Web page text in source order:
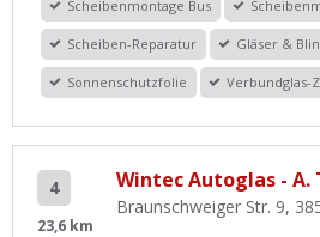
Scheibenmontage Bus
Scheiben-Reparatur Gläser &
Sonnenschutzfolie Verbundglas-
4
23,6 km
Wintec Autoglas - A.
Braunschweiger Str. 9,